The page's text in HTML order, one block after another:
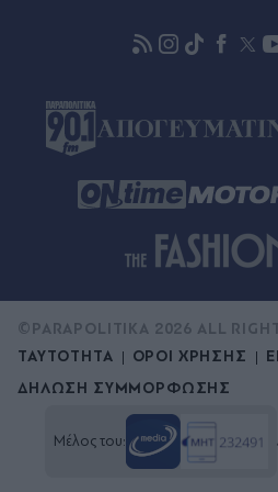
Σπάνια ευκαιρία για
του Μεγάλου Κωνσταντίνου
ΤΑΥΤΟΤΗΤΑ ΟΡΟΙ ΧΡΗΣΗΣ
ΔΗΛΩΣΗ ΣΥΜΜΟΡΦΩΣΗΣ
©PARAPOLITIKA 2026 ALL
Μέλος του: